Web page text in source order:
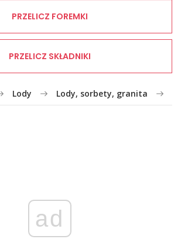
PRZELICZ FOREMKI
PRZELICZ SKŁADNIKI
Lody Lody, sorbety, granita
ad